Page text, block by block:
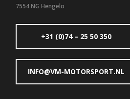
7554 NG Hengelo
+31 (0)74 – 25 50 350
INFO@VM-MOTORSPORT.NL